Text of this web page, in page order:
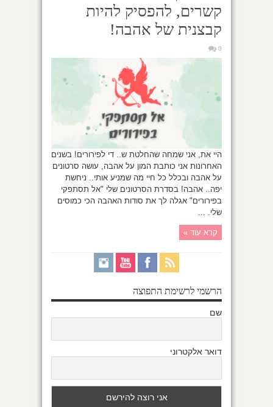
קשרים, להפסיק להיות
קבצנית של אהבה!
0
היי את, אני שמחה שהחלטת ש.. די לפירורים! בשנים
האחרונות אני כותבת המון על אהבה, עושה סרטונים
על אהבה ובכלל כל חיי מה שמניע אותי.. ניחשת
יפה.. אהבה! בסדרת הסרטונים שלי "אל תסתפקי
בפירורים" אגלה לך את סודות האהבה הכי כמוסים
שלי. ...
קרא עוד »
הרשמי לרשימת התפוצה
שם
דואר אלקטרוני